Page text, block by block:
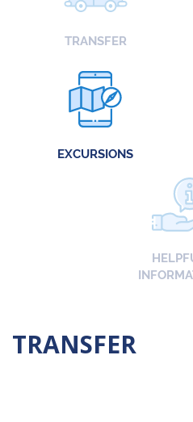
TRANSFER
EXCURSIONS
TRANSFER